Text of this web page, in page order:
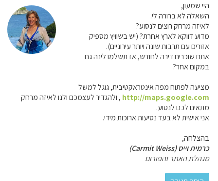
היי שמעון,
השאלה לא ברורה לי.
לאיזה מרחק רוצים לנסוע?
מדוע דווקא לארץ אחרת? (יש בשוויץ מספיק
אזורים עם תרבות שונה ויותר עירוניים).
אתם שוכרים דירה לחודש, אז תשלמו לינה גם
במקום אחר?
מציעה לפתוח מפה אינטראקטיבית, גוגל למשל
http://maps.google.com , ולהגדיר לעצמכם ולנו לאיזה מרחק
מתאים לכם לנסוע.
אני אישית לא בעד נסיעות ארוכות מידי.
בהצלחה,
כרמית וייס (Carmit Weiss)
מנהלת האתר והפורום